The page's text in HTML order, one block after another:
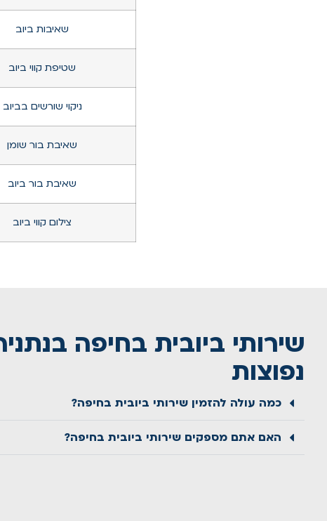
שאיבות ביוב
שטיפת קווי ביוב
ניקוי שורשים בביוב
שאיבת בור שומן
שאיבת בור ביוב
צילום קווי ביוב
שירותי ביובית בחיפה
נפוצות
כמה עולה להזמין שירותי ביובית בחיפה?
האם אתם מספקים שירותי ביובית בחיפה?